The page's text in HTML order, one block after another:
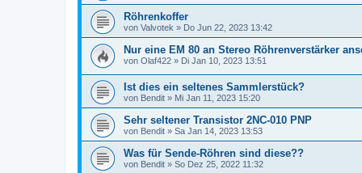
Röhrenkoffer
von Valvotek » Do Jun 22, 2023 13:42
Nur eine EM 80 an Stereo Röhrenverstärker
von Olaf422 » Di Jan 10, 2023 13:51
Ist dies ein seltenes Sammlerstück?
von Bendit » Mi Jan 11, 2023 15:20
Sehr seltener Transistor 2NC-010 PNP
von Bendit » Sa Jan 14, 2023 13:53
Was für Sende-Röhren sind diese??
von Bendit » So Dez 25, 2022 11:32